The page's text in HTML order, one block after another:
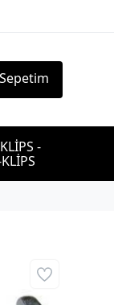
Sepetim
-